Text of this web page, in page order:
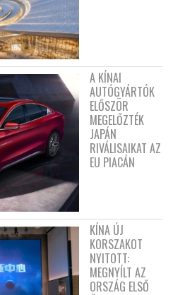
A KÍNAI
AUTÓGYÁRTÓK
ELŐSZÖR
MEGELŐZTÉK
JAPÁN
RIVÁLISAIKAT AZ
EU PIACÁN
KÍNA ÚJ
KORSZAKOT
NYITOTT:
MEGNYÍLT AZ
ORSZÁG ELSŐ